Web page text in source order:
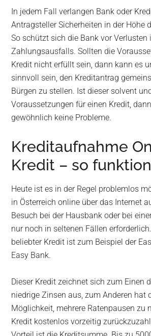
In jedem Fall verlangen Bank oder
Antragsteller Sicherheiten in der Höhe
So schützt sich die Bank vor Verlusten
Zahlungsausfalls. Sollten die
Kredit nicht erfüllt sein, dann kann es
sinnvoll sein, den Kreditantrag
Bürgen zu stellen. Ist dieser solvent
Voraussetzungen für einen Kredit,
gewöhnlich keine Probleme.
Kreditaufnahme
Kredit – so
Heute ist es in der Regel problemlos
in Österreich online über das Internet
Besuch bei der Hausbank oder bei
nur noch in seltenen Fällen
beliebter Kredit ist zum Beispiel der
Easy Bank.
Dieser Kredit zeichnet sich zum Einen
niedrige Zinsen aus, zum Anderen hat
Möglichkeit, mehrere Ratenpausen zu
Kredit kostenlos vorzeitig